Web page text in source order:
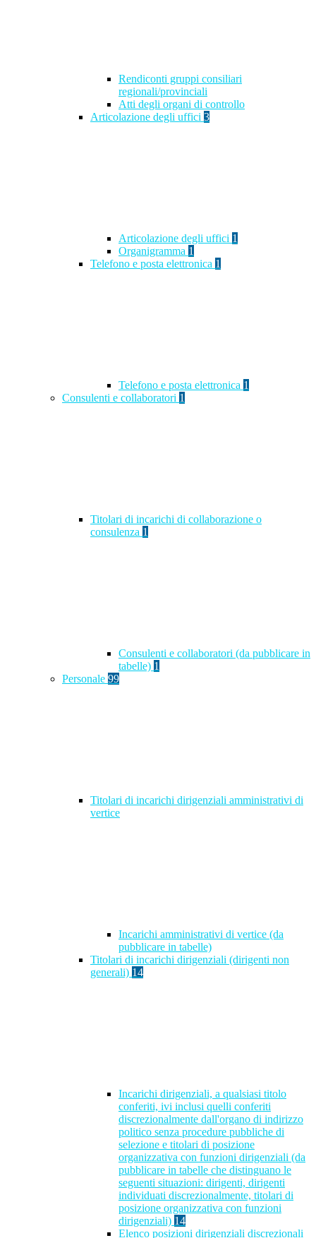
Rendiconti gruppi consiliari
regionali/provinciali
Atti degli organi di controllo
Articolazione degli uffici 3
Articolazione degli uffici 1
Organigramma 1
Telefono e posta elettronica 1
Telefono e posta elettronica 1
Consulenti e collaboratori 1
Titolari di incarichi di collaborazione o
consulenza 1
Consulenti e collaboratori (da pubblicare in
tabelle) 1
Personale 99
Titolari di incarichi dirigenziali amministrativi di
vertice
Incarichi amministrativi di vertice (da
pubblicare in tabelle)
Titolari di incarichi dirigenziali (dirigenti non
generali) 14
Incarichi dirigenziali, a qualsiasi titolo
conferiti, ivi inclusi quelli conferiti
discrezionalmente dall'organo di indirizzo
politico senza procedure pubbliche di
selezione e titolari di posizione
organizzativa con funzioni dirigenziali (da
pubblicare in tabelle che distinguano le
seguenti situazioni: dirigenti, dirigenti
individuati discrezionalmente, titolari di
posizione organizzativa con funzioni
dirigenziali) 14
Elenco posizioni dirigenziali discrezionali